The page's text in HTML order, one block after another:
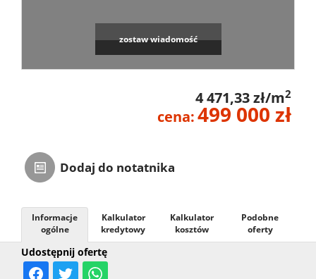
zostaw wiadomość
4 471,33 zł/m2
cena:499 000 zł
Dodaj do notatnika
Udostępnij ofertę
Informacje
ogólne
Kalkulator
kredytowy
Kalkulator
kosztów
Podobne
oferty